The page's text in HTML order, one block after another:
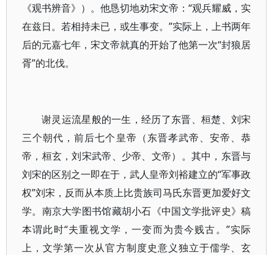
《观书辨音》）。他恳切地劝宋文帝：“观兵耀威，实
在兹日。若相持未已，或生事变。”实际上，上书两年
后的元嘉七年，宋文帝就真的开始了他第一次“封狼居
胥”的北伐。
谢灵运流星般的一生，经历了东晋、桓楚、刘宋
三个朝代，前后七个皇帝（东晋孝武帝、安帝、恭
帝，桓玄，刘宋武帝、少帝、文帝）。其中，东晋与
刘宋的区别之一即在于，武人皇帝刘裕建立的“军事政
权”刘宋，反而从本质上比贵族司马氏东晋更加爱好文
学。南京大学图书馆藏胡小石《中国文学批评史》稿
本谓此时“夫重视文学，一变而为贵今贱古。”实际
上，文学第一次从官方制度史意义独立于儒学、玄